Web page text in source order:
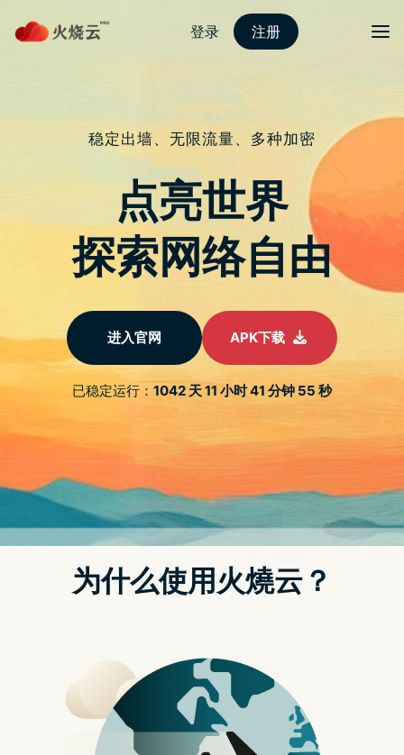
Menu
分类： 苹果解密
准备下手苹果新手机吗？购买前快来看看开箱实
测，才能更了解需求喔！
微软「乔装」Google 介面 诱导用户使
用 Bing 搜寻引擎
strongvpn哪下载